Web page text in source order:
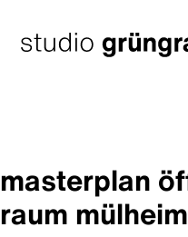
Inhalt
springen
Startseite
masterplan
raum